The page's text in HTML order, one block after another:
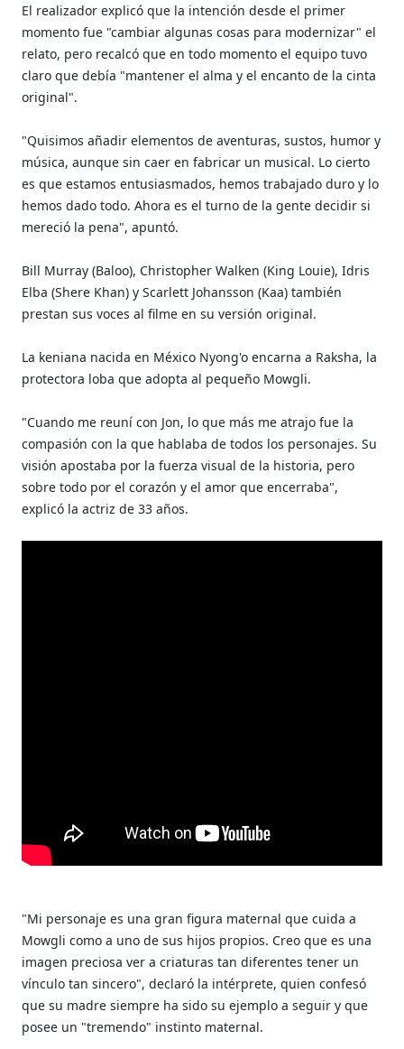
El realizador explicó que la intención desde el primer
momento fue "cambiar algunas cosas para modernizar" el
relato, pero recalcó que en todo momento el equipo tuvo
claro que debía "mantener el alma y el encanto de la cinta
original".
"Quisimos añadir elementos de aventuras, sustos, humor y
música, aunque sin caer en fabricar un musical. Lo cierto
es que estamos entusiasmados, hemos trabajado duro y lo
hemos dado todo. Ahora es el turno de la gente decidir si
mereció la pena", apuntó.
Bill Murray (Baloo), Christopher Walken (King Louie), Idris
Elba (Shere Khan) y Scarlett Johansson (Kaa) también
prestan sus voces al filme en su versión original.
La keniana nacida en México Nyong'o encarna a Raksha, la
protectora loba que adopta al pequeño Mowgli.
"Cuando me reuní con Jon, lo que más me atrajo fue la
compasión con la que hablaba de todos los personajes. Su
visión apostaba por la fuerza visual de la historia, pero
sobre todo por el corazón y el amor que encerraba",
explicó la actriz de 33 años.
"Mi personaje es una gran figura maternal que cuida a
Mowgli como a uno de sus hijos propios. Creo que es una
imagen preciosa ver a criaturas tan diferentes tener un
vínculo tan sincero", declaró la intérprete, quien confesó
que su madre siempre ha sido su ejemplo a seguir y que
posee un "tremendo" instinto maternal.